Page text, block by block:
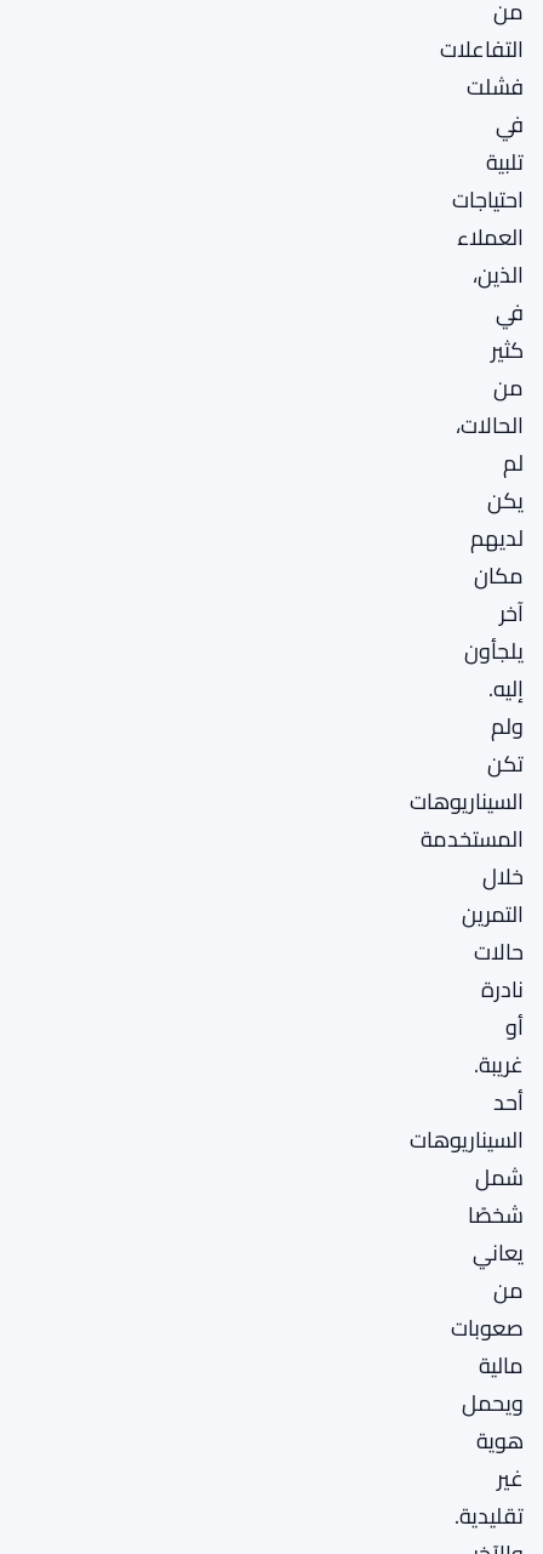
من
التفاعلات
فشلت
في
تلبية
احتياجات
العملاء
الذين،
في
كثير
من
الحالات،
لم
يكن
لديهم
مكان
آخر
يلجأون
إليه.
ولم
تكن
السيناريوهات
المستخدمة
خلال
التمرين
حالات
نادرة
أو
غريبة.
أحد
السيناريوهات
شمل
شخصًا
يعاني
من
صعوبات
مالية
ويحمل
هوية
غير
تقليدية.